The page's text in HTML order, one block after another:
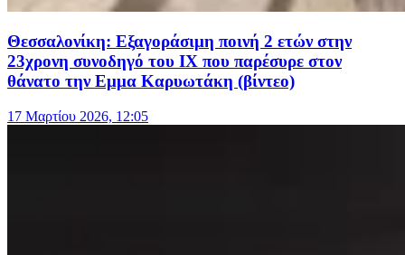
Θεσσαλονίκη: Εξαγοράσιμη ποινή 2 ετών στην
23χρονη συνοδηγό του ΙΧ που παρέσυρε στον
θάνατο την Εμμα Καρυωτάκη (βίντεο)
17 Μαρτίου 2026, 12:05